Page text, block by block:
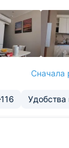
Сначала
116